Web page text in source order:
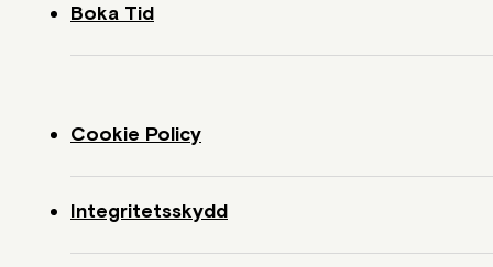
Boka Tid
Cookie Policy
Integritetsskydd